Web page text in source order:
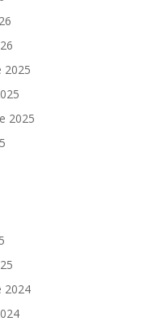
2025
2025
2024